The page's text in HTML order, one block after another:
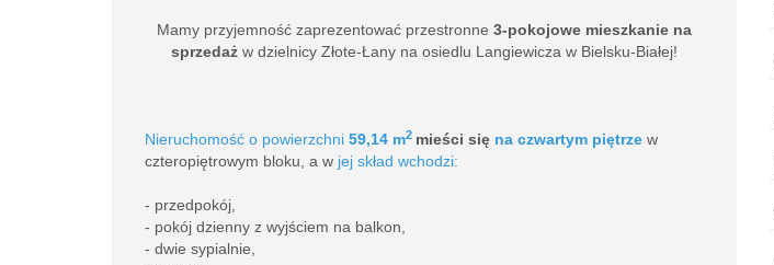
Mamy przyjemność zaprezentować przestronne 3-pokojowe mieszkanie na
sprzedaż w dzielnicy Złote-Łany na osiedlu Langiewicza w Bielsku-Białej!
Nieruchomość o powierzchni 59,14 m2 mieści się na czwartym piętrze w
czteropiętrowym bloku, a w jej skład wchodzi:
- przedpokój,
- pokój dzienny z wyjściem na balkon,
- dwie sypialnie,